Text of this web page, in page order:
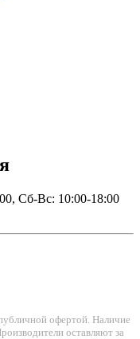
Сб-Вс: 10:00-18:00
офертой. Наличие
оставляют за